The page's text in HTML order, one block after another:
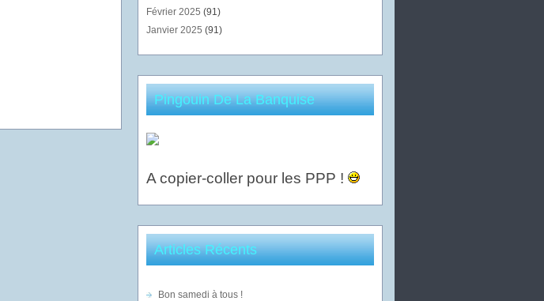
Février 2025 (91)
Janvier 2025 (91)
Pingouin De La Banquise
A copier-coller pour les PPP !
Articles Récents
Bon samedi à tous !